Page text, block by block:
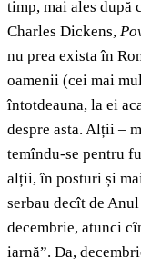
timp, mai ales după
Charles Dickens,
nu prea exista în
oamenii (cei mai
întotdeauna, la ei
despre asta. Alții –
temîndu-se pentru
alții, în posturi și
serbau decît de
decembrie, atunci
iarnă”. Da,